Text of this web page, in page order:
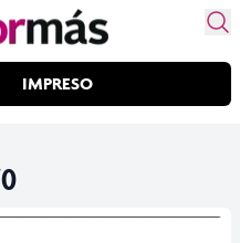
IMPRESO